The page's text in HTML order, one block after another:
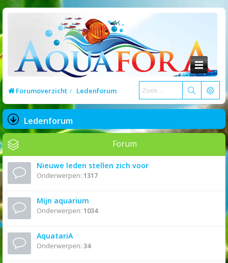
Forumoverzicht Ledenforum
Ledenforum
Forum
Nieuwe leden stellen zich voor
Onderwerpen: 1317
Mijn aquarium
Onderwerpen: 1034
AquatariA
Onderwerpen: 34